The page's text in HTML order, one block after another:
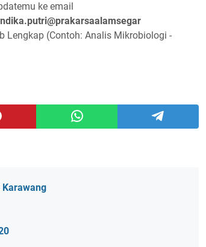
ke email
Lengkap (Contoh: Analis Mikrobiologi -
Karawang